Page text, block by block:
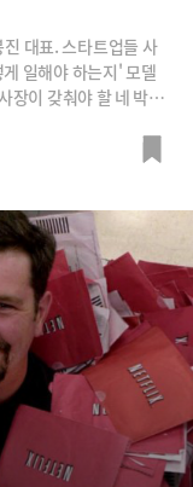
대표. 스타트업들 사
일해야 하는지' 모델
장이 갖춰야 할 네 박자
. 직원들이 딴 짓 할 때